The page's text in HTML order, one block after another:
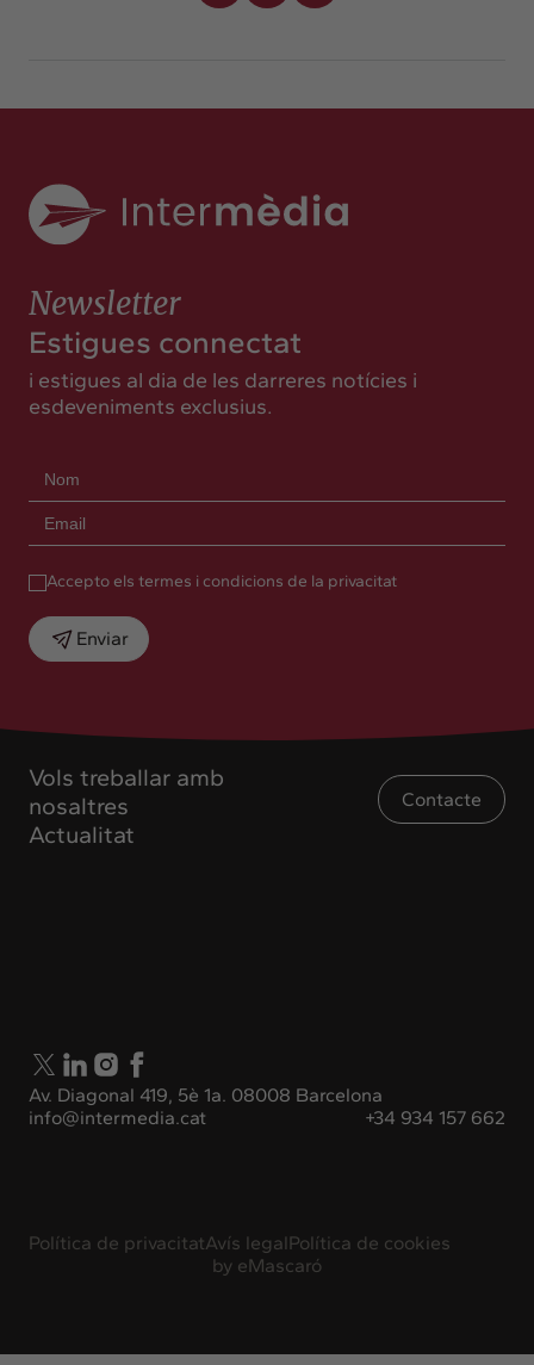
Vols treballar amb
nosaltres
Actualitat
Contacte
Av. Diagonal 419, 5è 1a. 08008 Barcelona
info@intermedia.cat
+34 934 157 662
Newsletter
Estigues connectat
i estigues al dia de les darreres notícies i
esdeveniments exclusius.
Accepto els termes i condicions de la privacitat
Enviar
Política de privacitatAvís legalPolítica de cookies
by eMascaró